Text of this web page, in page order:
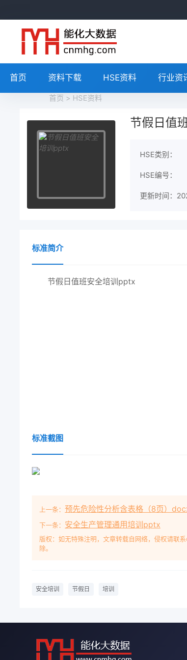
首页 资料下载 HSE资料 行业资
首页 > HSE资料
节假日值
HSE类别：
HSE编号：
更新时间：
标准简介
节假日值班安全培训pptx
标准截图
上一条： 预先危险性分析含表格（8页）
下一条： 安全生产管理通用培训pptx
版权：如无特殊注明，文章转载自网络，侵权请联
除。
安全培训 节假日 培训